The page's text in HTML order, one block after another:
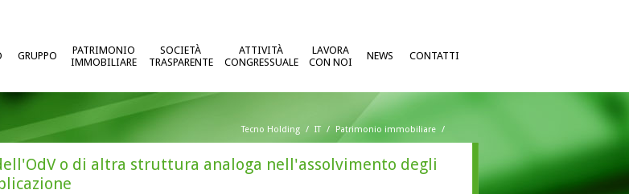
GRUPPO
PATRIMONIO
IMMOBILIARE
SOCIETÀ
TRASPARENTE
ATTIVITÀ
CONGRESSUALE
LAVORA
CON NOI
NEWS CONTATTI
Tecno Holding / IT / Patrimonio immobiliare /
o di altra struttura analoga nell'assolvimento degli